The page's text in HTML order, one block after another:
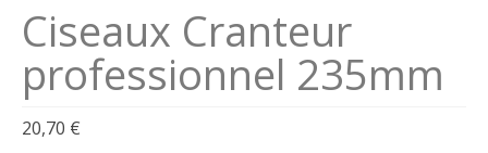
Ciseaux Cranteur
professionnel 235mm
20,70 €